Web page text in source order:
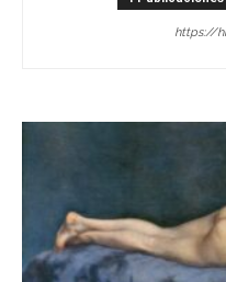
https://